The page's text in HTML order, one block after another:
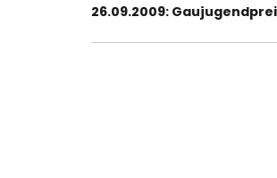
Vorheriger
26.09.2009: